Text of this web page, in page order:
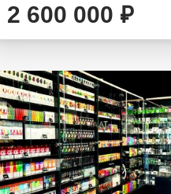
2 600 000 ₽